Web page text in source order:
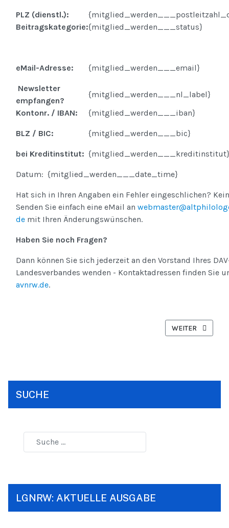
PLZ (dienstl.):
Beitragskategorie:{mitglied_werden___status}
eMail-Adresse: {mitglied_werden___email}
Newsletter
empfangen?
{mitglied_werden___nl_label}
Kontonr. / IBAN:
{mitglied_werden___iban}
BLZ / BIC: {mitglied_werden___bic}
bei Kreditinstitut: {mitglied_werden___kreditinstitut}
Datum: {mitglied_werden___date_time}
Hat sich in Ihren Angaben ein Fehler eingeschlichen?
Senden Sie einfach eine eMail an
de mit Ihren Änderungswünschen.
Haben Sie noch Fragen?
Dann können Sie sich jederzeit an den Vorstand Ihres
Landesverbandes wenden - Kontaktadressen finden Sie
avnrw.de.
NÄCHSTER
WEITER
SUCHE
LGNRW: AKTUELLE AUSGABE